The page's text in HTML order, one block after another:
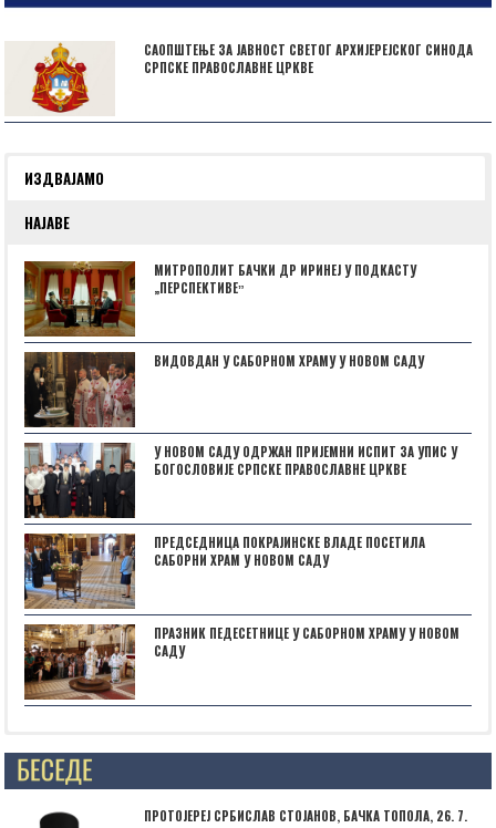
САОПШТЕЊЕ ЗА ЈАВНОСТ СВЕТОГ АРХИЈЕРЕЈСКОГ СИНОДА
СРПСКЕ ПРАВОСЛАВНЕ ЦРКВЕ
ИЗДВАЈАМО
НАЈАВЕ
МИТРОПОЛИТ БАЧКИ ДР ИРИНЕЈ У ПОДКАСТУ
„ПЕРСПЕКТИВЕˮ
ВИДОВДАН У САБОРНОМ ХРАМУ У НОВОМ САДУ
У НОВОМ САДУ ОДРЖАН ПРИЈЕМНИ ИСПИТ ЗА УПИС У
БОГОСЛОВИЈЕ СРПСКЕ ПРАВОСЛАВНЕ ЦРКВЕ
ПРЕДСЕДНИЦА ПОКРАЈИНСКЕ ВЛАДЕ ПОСЕТИЛА
САБОРНИ ХРАМ У НОВОМ САДУ
ПРАЗНИК ПЕДЕСЕТНИЦЕ У САБОРНОМ ХРАМУ У НОВОМ
САДУ
Posts not found
ПРОТОЈЕРЕЈ СРБИСЛАВ СТОЈАНОВ, БАЧКА ТОПОЛА, 26. 7.